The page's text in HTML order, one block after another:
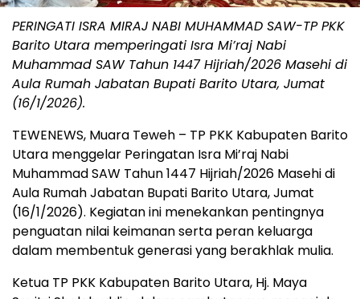
PERINGATI ISRA MIRAJ NABI MUHAMMAD SAW-TP PKK
Barito Utara memperingati Isra Mi’raj Nabi
Muhammad SAW Tahun 1447 Hijriah/2026 Masehi di
Aula Rumah Jabatan Bupati Barito Utara, Jumat
(16/1/2026).
TEWENEWS, Muara Teweh – TP PKK Kabupaten Barito
Utara menggelar Peringatan Isra Mi’raj Nabi
Muhammad SAW Tahun 1447 Hijriah/2026 Masehi di
Aula Rumah Jabatan Bupati Barito Utara, Jumat
(16/1/2026). Kegiatan ini menekankan pentingnya
penguatan nilai keimanan serta peran keluarga
dalam membentuk generasi yang berakhlak mulia.
Ketua TP PKK Kabupaten Barito Utara, Hj. Maya